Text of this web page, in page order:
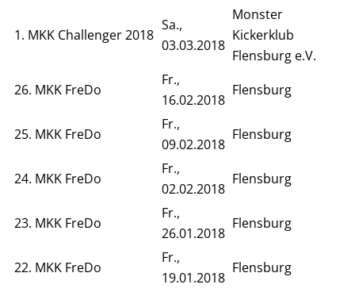
1. MKK Challenger 2018
Sa.,
03.03.2018
Monster
Kickerklub
Flensburg e.V.
26. MKK FreDo
Fr.,
16.02.2018
Flensburg
25. MKK FreDo
Fr.,
09.02.2018
Flensburg
24. MKK FreDo
Fr.,
02.02.2018
Flensburg
23. MKK FreDo
Fr.,
26.01.2018
Flensburg
22. MKK FreDo
Fr.,
19.01.2018
Flensburg